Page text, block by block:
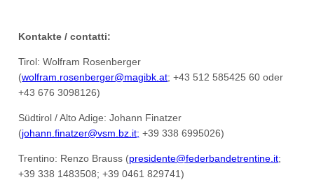
Kontakte / contatti:
Tirol: Wolfram Rosenberger
(wolfram.rosenberger@magibk.at; +43 512 585425 60 oder
+43 676 3098126)
Südtirol / Alto Adige: Johann Finatzer
(johann.finatzer@vsm.bz.it; +39 338 6995026)
Trentino: Renzo Brauss (presidente@federbandetrentine.it;
+39 338 1483508; +39 0461 829741)